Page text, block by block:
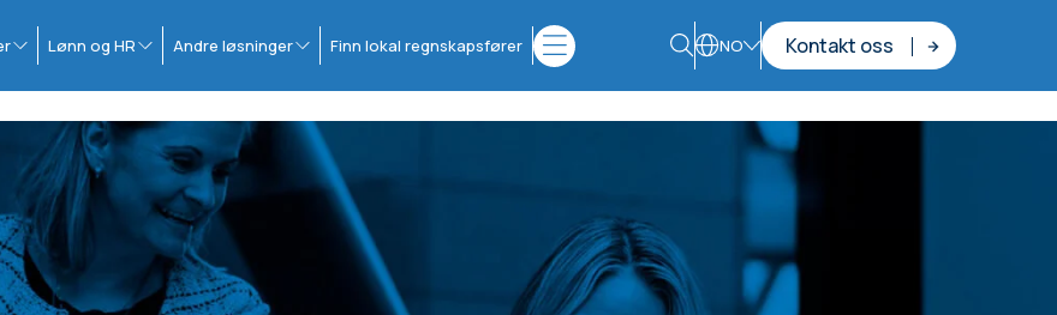
Lønn og HR Andre løsninger Finn lokal regnskapsfører NO Kontakt oss